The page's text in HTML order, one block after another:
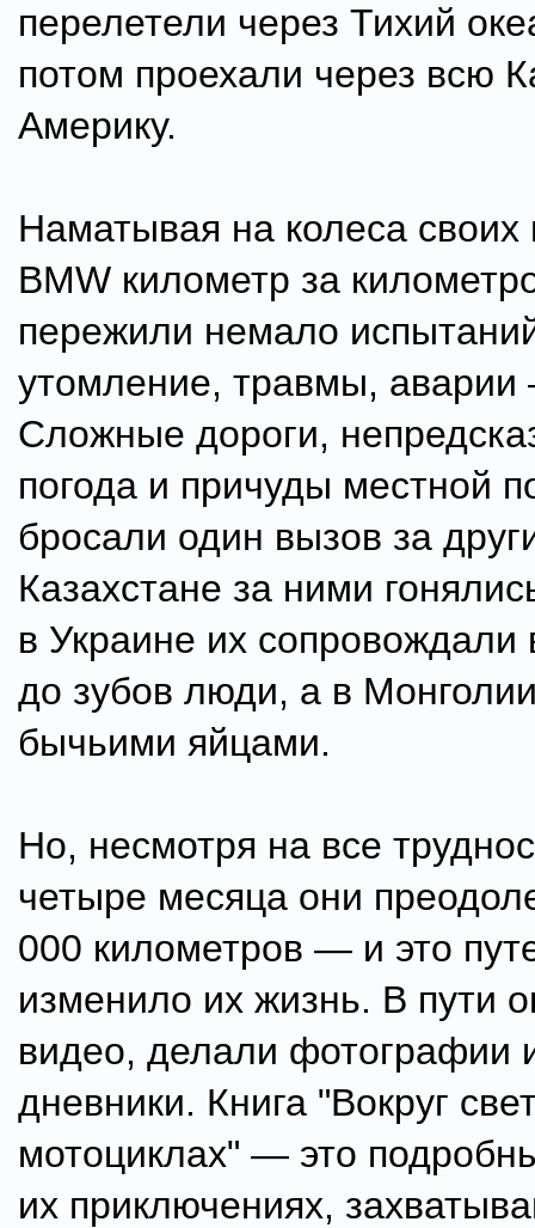
перелетели через Тихий
потом проехали через всю
Америку.
Наматывая на колеса
BMW километр за
пережили немало
утомление, травмы,
Сложные дороги,
погода и причуды местной
бросали один вызов за
Казахстане за ними
в Украине их
до зубов люди, а в
бычьими яйцами.
Но, несмотря на все
четыре месяца они
000 километров — и это
изменило их жизнь. В пути
видео, делали фотографии
дневники. Книга "Вокруг
мотоциклах" — это
их приключениях,